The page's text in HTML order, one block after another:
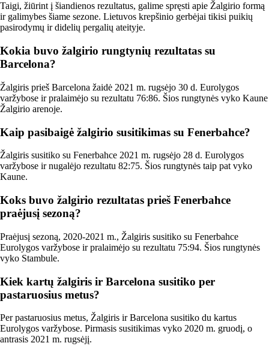
Taigi, žiūrint į šiandienos rezultatus, galime spręsti apie Žalgirio formą
ir galimybes šiame sezone. Lietuvos krepšinio gerbėjai tikisi puikių
pasirodymų ir didelių pergalių ateityje.
Kokia buvo žalgirio rungtynių rezultatas su
Barcelona?
Žalgiris prieš Barcelona žaidė 2021 m. rugsėjo 30 d. Eurolygos
varžybose ir pralaimėjo su rezultatu 76:86. Šios rungtynės vyko Kaune
Žalgirio arenoje.
Kaip pasibaigė žalgirio susitikimas su Fenerbahce?
Žalgiris susitiko su Fenerbahce 2021 m. rugsėjo 28 d. Eurolygos
varžybose ir nugalėjo rezultatu 82:75. Šios rungtynės taip pat vyko
Kaune.
Koks buvo žalgirio rezultatas prieš Fenerbahce
praėjusį sezoną?
Praėjusį sezoną, 2020-2021 m., Žalgiris susitiko su Fenerbahce
Eurolygos varžybose ir pralaimėjo su rezultatu 75:94. Šios rungtynės
vyko Stambule.
Kiek kartų žalgiris ir Barcelona susitiko per
pastaruosius metus?
Per pastaruosius metus, Žalgiris ir Barcelona susitiko du kartus
Eurolygos varžybose. Pirmasis susitikimas vyko 2020 m. gruodį, o
antrasis 2021 m. rugsėjį.